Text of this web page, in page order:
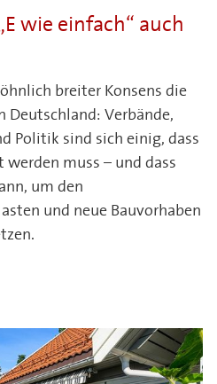
wie einfach“ auch
breiter Konsens die
Deutschland: Verbände,
Politik sind sich einig, dass
muss – und dass
um den
und neue Bauvorhaben